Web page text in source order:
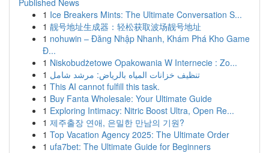
Published News
1 Ice Breakers Mints: The Ultimate Conversation S...
1 靓号地址生成器：轻松获取波场靓号地址
1 nohuwin – Đăng Nhập Nhanh, Khám Phá Kho Game
Đ...
1 Niskobudżetowe Opakowania W Internecie : Zo...
1 تنظيف خزانات المياه بالرياض: مرشد شامل
1 This AI cannot fulfill this task.
1 Buy Fanta Wholesale: Your Ultimate Guide
1 Exploring Intimacy: Nitric Boost Ultra, Open Re...
1 제주출장 연애, 은밀한 만남의 기원?
1 Top Vacation Agency 2025: The Ultimate Order
1 ufa7bet: The Ultimate Guide for Beginners